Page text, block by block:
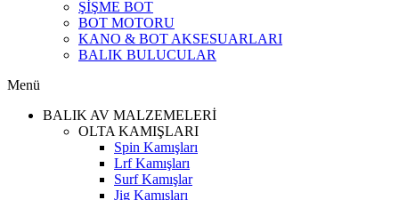
ŞİŞME BOT
BOT MOTORU
KANO & BOT AKSESUARLARI
BALIK BULUCULAR
Menü
BALIK AV MALZEMELERİ
OLTA KAMIŞLARI
Spin Kamışları
Lrf Kamışları
Surf Kamışlar
Jig Kamışları